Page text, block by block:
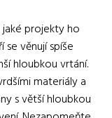
projekty ho
věnují spíše
hloubkou vrtání.
materiály a
s větší hloubkou